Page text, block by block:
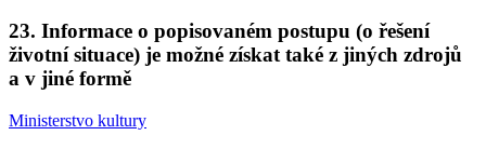
23. Informace o popisovaném postupu (o řešení
životní situace) je možné získat také z jiných zdrojů
a v jiné formě
Ministerstvo kultury